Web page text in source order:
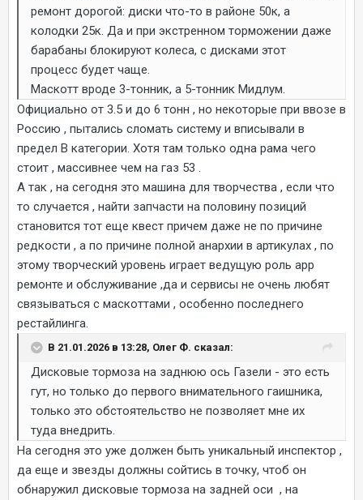
ремонт дорогой: диски что-то в районе 50к, а
колодки 25к. Да и при экстренном торможении даже
барабаны блокируют колеса, с дисками этот
процесс будет чаще.
Маскотт вроде 3-тонник, а 5-тонник Мидлум.
Официально от 3.5 и до 6 тонн , но некоторые при ввозе в
Россию , пытались сломать систему и вписывали в
предел В категории. Хотя там только одна рама чего
стоит , массивнее чем на газ 53 .
А так , на сегодня это машина для творчества , если что
то случается , найти запчасти на половину позиций
становится тот еще квест причем даже не по причине
редкости , а по причине полной анархии в артикулах , по
этому творческий уровень играет ведущую роль арр
ремонте и обслуживание ,да и сервисы не очень любят
связываться с маскоттами , особенно последнего
рестайлинга.
В 21.01.2026 в 13:28, Олег Ф. сказал:
Дисковые тормоза на заднюю ось Газели - это есть
гут, но только до первого внимательного гаишника,
только это обстоятельство не позволяет мне их
туда внедрить.
На сегодня это уже должен быть уникальный инспектор ,
да еще и звезды должны сойтись в точку, чтоб он
обнаружил дисковые тормоза на задней оси , на